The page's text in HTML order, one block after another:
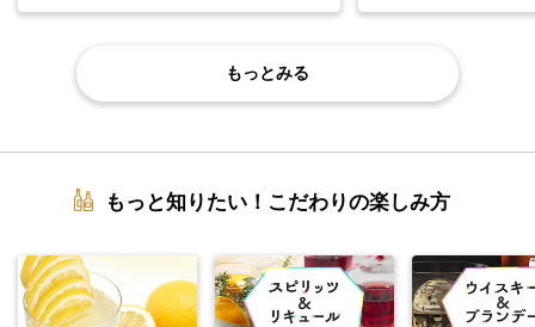
もっとみる
もっと知りたい！こだわりの楽しみ方